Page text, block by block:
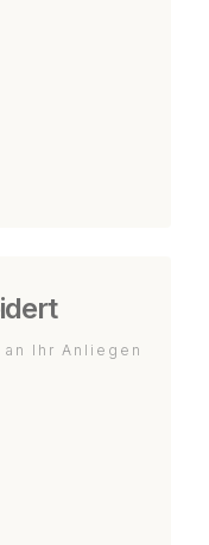
Ihr Anliegen